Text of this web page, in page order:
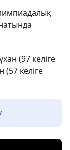
(97 келіге
(57 келіге